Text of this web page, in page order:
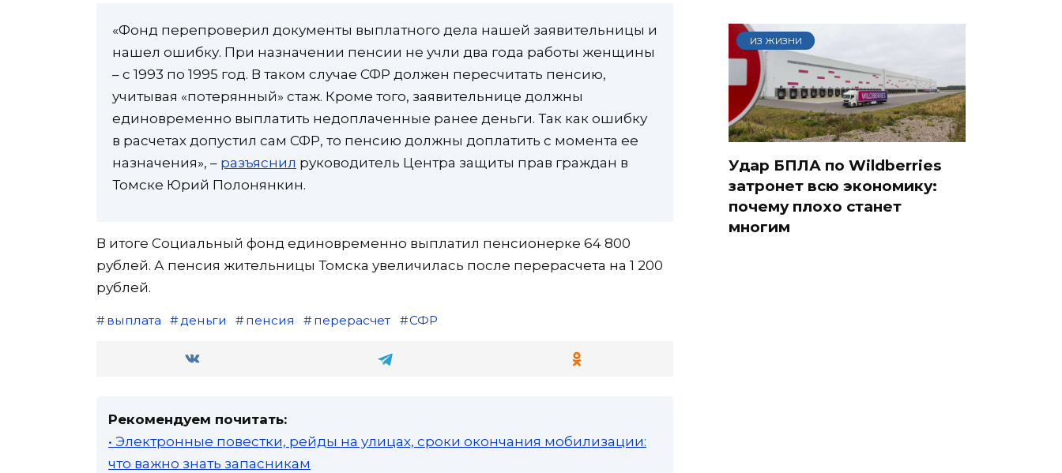
«Фонд перепроверил документы выплатного дела нашей заявительницы и
нашел ошибку. При назначении пенсии не учли два года работы женщины
– с 1993 по 1995 год. В таком случае СФР должен пересчитать пенсию,
учитывая «потерянный» стаж. Кроме того, заявительнице должны
единовременно выплатить недоплаченные ранее деньги. Так как ошибку
в расчетах допустил сам СФР, то пенсию должны доплатить с момента ее
назначения», – разъяснил руководитель Центра защиты прав граждан в
Томске Юрий Полонянкин.
В итоге Социальный фонд единовременно выплатил пенсионерке 64 800
рублей. А пенсия жительницы Томска увеличилась после перерасчета на 1 200
рублей.
выплата деньги пенсия перерасчет СФР
Рекомендуем почитать:
• Электронные повестки, рейды на улицах, сроки окончания мобилизации:
что важно знать запасникам
ИЗ ЖИЗНИ
Удар БПЛА по Wildberries
затронет всю экономику:
почему плохо станет
многим